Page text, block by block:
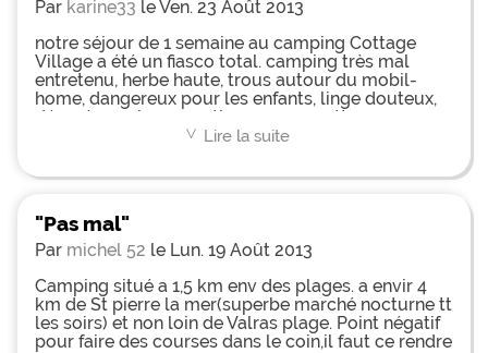
Par karine33 le Ven. 23 Août 2013
notre séjour de 1 semaine au camping Cottage
Village a été un fiasco total. camping très mal
entretenu, herbe haute, trous autour du mobil-
home, dangereux pour les enfants, linge douteux,
dévorés par les moustiques... superette
minimaliste...hors de prix...6? la moindre bouteille
intéressantes. nous avons eu du mal à tenir une
< Lire la suite
"Pas mal"
Par michel 52 le Lun. 19 Août 2013
Camping situé a 1,5 km env des plages. a envir 4
km de St pierre la mer(superbe marché nocturne tt
les soirs) et non loin de Valras plage. Point négatif
pour faire des courses dans le coin,il faut ce rendre